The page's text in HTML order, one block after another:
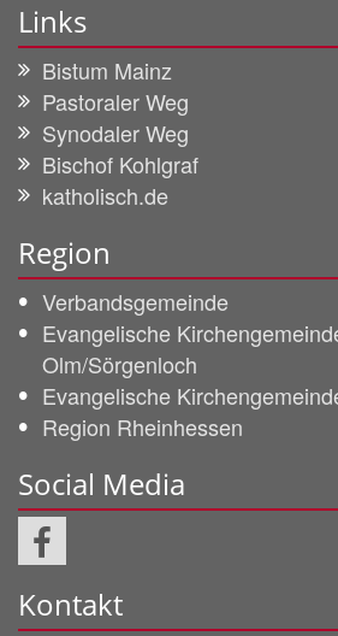
Links
Bistum Mainz
Pastoraler Weg
Synodaler Weg
Bischof Kohlgraf
katholisch.de
Region
Verbandsgemeinde
Evangelische
Olm/Sörgenloch
Evangelische
Region Rheinhessen
Social Media
Kontakt